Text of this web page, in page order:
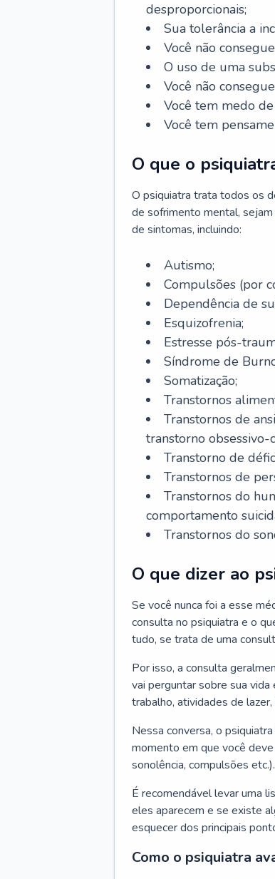
desproporcionais;
Sua tolerância a
Você não
O uso de uma
Você não
Você tem medo de
Você tem
O que o
O psiquiatra trata todos os
de sofrimento mental,
de sintomas, incluindo:
Autismo;
Compulsões (por
Dependência de
Esquizofrenia;
Estresse pós-
Síndrome de
Somatização;
Transtornos
Transtornos de
transtorno
Transtorno de
Transtornos de
Transtornos do
comportamento
Transtornos do
O que dizer ao
Se você nunca foi a esse
consulta no psiquiatra e o
tudo, se trata de uma
Por isso, a consulta
vai perguntar sobre sua
trabalho, atividades de
Nessa conversa, o
momento em que você
sonolência, compulsões etc.).
É recomendável levar uma
eles aparecem e se existe
esquecer dos principais
Como o psiquiatra